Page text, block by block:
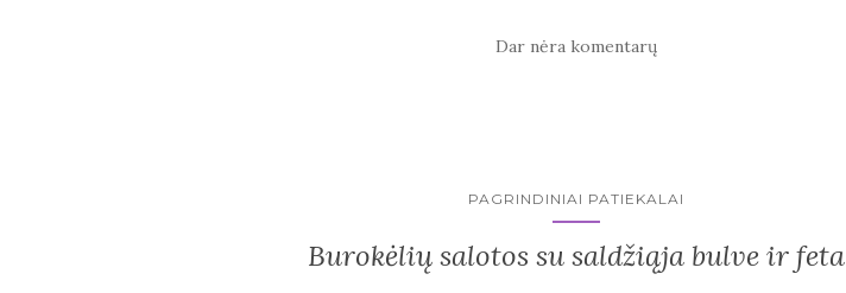
Dar nėra komentarų
PAGRINDINIAI PATIEKALAI
Burokėlių salotos su saldžiąja bulve ir feta